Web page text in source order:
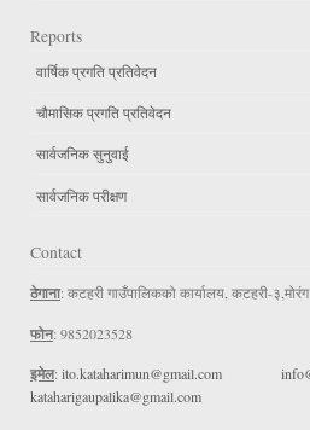
Reports
वार्षिक प्रगति प्रतिवेदन
चौमासिक प्रगति प्रतिवेदन
सार्वजनिक सुनुवाई
सार्वजनिक परीक्षण
Contact
ठेगाना: कटहरी गाउँपालिकको कार्यालय, कटहरी-३,मोरंग
फोन: 9852023528
इमेल: ito.kataharimun@gmail.com
kataharigaupalika@gmail.com